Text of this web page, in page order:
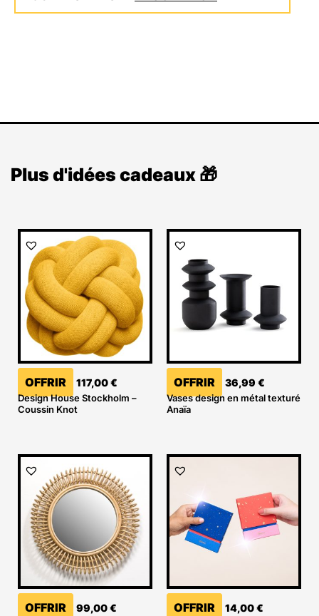
Plus d'idées cadeaux 🎁
OFFRIR 117,00€
Design House Stockholm –
Coussin Knot
OFFRIR 36,99 €
Vases design en métal texturé
Anaïa
OFFRIR 99,00€ OFFRIR 14,00€